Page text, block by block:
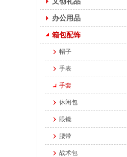
办公用品
箱包配饰
帽子
手表
手套
休闲包
眼镜
腰带
战术包